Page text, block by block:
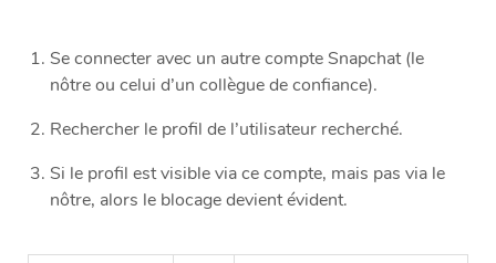
Se connecter avec un autre compte Snapchat (le
nôtre ou celui d’un collègue de confiance).
Rechercher le profil de l’utilisateur recherché.
Si le profil est visible via ce compte, mais pas via le
nôtre, alors le blocage devient évident.